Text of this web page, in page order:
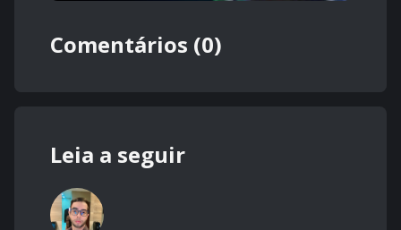
Comentários (0)
Leia a seguir